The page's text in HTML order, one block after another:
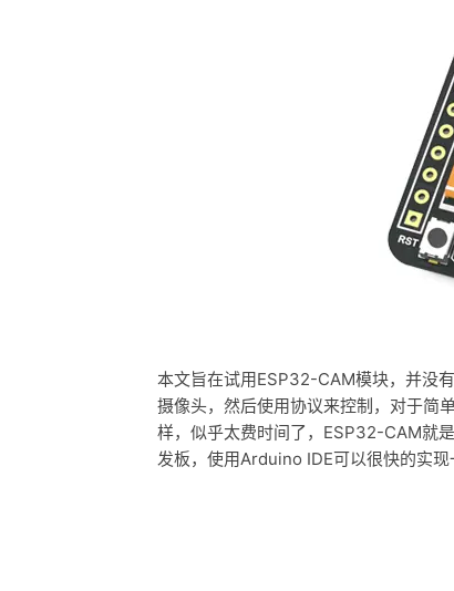
本文旨在试用ESP32-CAM模块，并没
摄像头，然后使用协议来控制，对于简
样，似乎太费时间了，ESP32-CAM就
发板，使用Arduino IDE可以很快的实